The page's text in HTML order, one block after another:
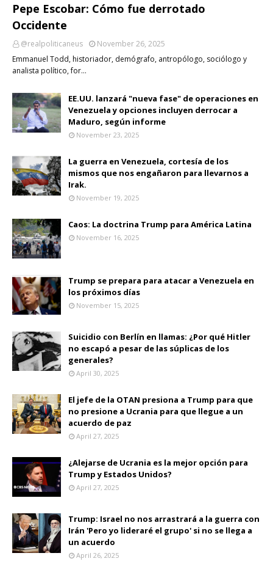
Pepe Escobar: Cómo fue derrotado
Occidente
@realpoliticaneus
November 26, 2025
Emmanuel Todd, historiador, demógrafo, antropólogo, sociólogo y
analista político, for…
EE.UU. lanzará "nueva fase" de operaciones en
Venezuela y opciones incluyen derrocar a
Maduro, según informe
November 23, 2025
La guerra en Venezuela, cortesía de los
mismos que nos engañaron para llevarnos a
Irak.
November 19, 2025
Caos: La doctrina Trump para América Latina
November 16, 2025
Trump se prepara para atacar a Venezuela en
los próximos días
November 15, 2025
Suicidio con Berlín en llamas: ¿Por qué Hitler
no escapó a pesar de las súplicas de los
generales?
April 30, 2025
El jefe de la OTAN presiona a Trump para que
no presione a Ucrania para que llegue a un
acuerdo de paz
April 27, 2025
¿Alejarse de Ucrania es la mejor opción para
Trump y Estados Unidos?
April 27, 2025
Trump: Israel no nos arrastrará a la guerra con
Irán 'Pero yo lideraré el grupo' si no se llega a
un acuerdo
April 26, 2025